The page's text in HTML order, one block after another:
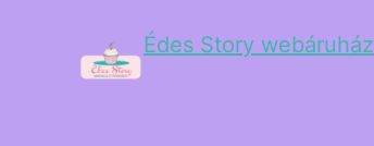
Édes Story webáruház